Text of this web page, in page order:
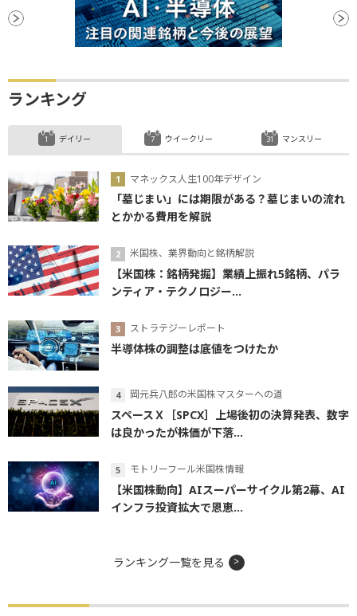
ランキング
デイリー
マネックス人生100年デザイン
「墓じまい」には期限がある？墓じまいの流れ
とかかる費用を解説
米国株、業界動向と銘柄解説
【米国株：銘柄発掘】業績上振れ5銘柄、パラ
ンティア・テクノロジー...
ストラテジーレポート
半導体株の調整は底値をつけたか
岡元兵八郎の米国株マスターへの道
スペースＸ［SPCX］上場後初の決算発表、数字
は良かったが株価が下落...
モトリーフール米国株情報
【米国株動向】AIスーパーサイクル第2幕、AI
インフラ投資拡大で恩恵...
ウイークリー マンスリー
ランキング一覧を見る